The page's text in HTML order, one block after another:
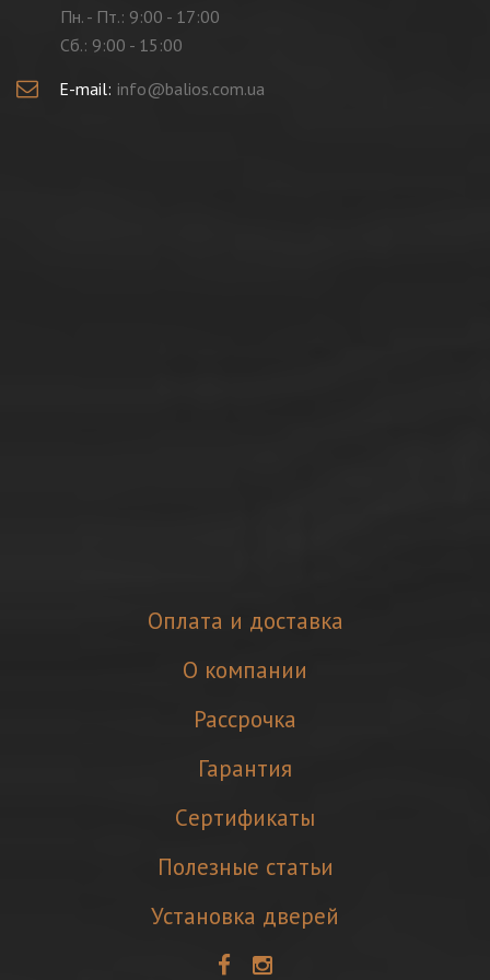
Пн. - Пт.: 9:00 - 17:00
Cб.: 9:00 - 15:00
E-mail: info@balios.com.ua
Оплата и доставка
О компании
Рассрочка
Гарантия
Cертификаты
Полезные статьи
Установка дверей